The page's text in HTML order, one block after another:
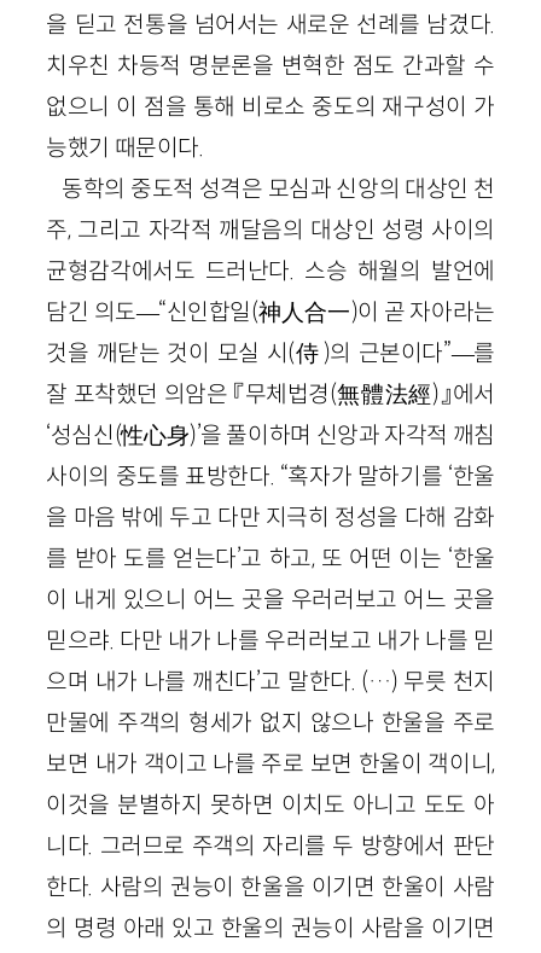
을 딛고 전통을 넘어서는 새로운 선례를 남겼다.
치우친 차등적 명분론을 변혁한 점도 간과할 수
없으니 이 점을 통해 비로소 중도의 재구성이 가
능했기 때문이다.
동학의 중도적 성격은 모심과 신앙의 대상인 천
주, 그리고 자각적 깨달음의 대상인 성령 사이의
균형감각에서도 드러난다. 스승 해월의 발언에
담긴 의도―“신인합일(神人合一)이 곧 자아라는
것을 깨닫는 것이 모실 시(侍)의 근본이다”―를
잘 포착했던 의암은 『무체법경(無體法經)』에서
‘성심신(性心身)’을 풀이하며 신앙과 자각적 깨침
사이의 중도를 표방한다. “혹자가 말하기를 ‘한울
을 마음 밖에 두고 다만 지극히 정성을 다해 감화
를 받아 도를 얻는다’고 하고, 또 어떤 이는 ‘한울
이 내게 있으니 어느 곳을 우러러보고 어느 곳을
믿으랴. 다만 내가 나를 우러러보고 내가 나를 믿
으며 내가 나를 깨친다’고 말한다. (…) 무릇 천지
만물에 주객의 형세가 없지 않으나 한울을 주로
보면 내가 객이고 나를 주로 보면 한울이 객이니,
이것을 분별하지 못하면 이치도 아니고 도도 아
니다. 그러므로 주객의 자리를 두 방향에서 판단
한다. 사람의 권능이 한울을 이기면 한울이 사람
의 명령 아래 있고 한울의 권능이 사람을 이기면